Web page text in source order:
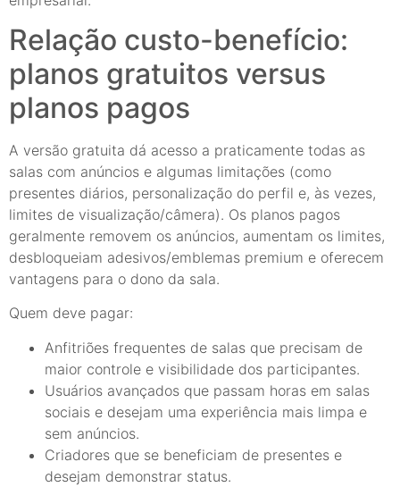
Relação custo-benefício:
planos gratuitos versus
planos pagos
A versão gratuita dá acesso a praticamente todas as
salas com anúncios e algumas limitações (como
presentes diários, personalização do perfil e, às vezes,
limites de visualização/câmera). Os planos pagos
geralmente removem os anúncios, aumentam os limites,
desbloqueiam adesivos/emblemas premium e oferecem
vantagens para o dono da sala.
Quem deve pagar:
Anfitriões frequentes de salas que precisam de
maior controle e visibilidade dos participantes.
Usuários avançados que passam horas em salas
sociais e desejam uma experiência mais limpa e
sem anúncios.
Criadores que se beneficiam de presentes e
desejam demonstrar status.